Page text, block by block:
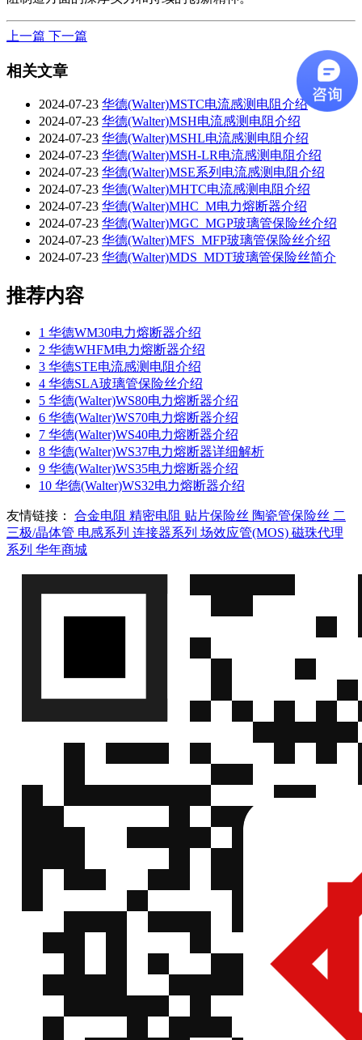
上一篇 下一篇
相关文章
2024-07-23 华德(Walter)MSTC电流感测电阻介绍
2024-07-23 华德(Walter)MSH电流感测电阻介绍
2024-07-23 华德(Walter)MSHL电流感测电阻介绍
2024-07-23 华德(Walter)MSH-LR电流感测电阻介绍
2024-07-23 华德(Walter)MSE系列电流感测电阻介绍
2024-07-23 华德(Walter)MHTC电流感测电阻介绍
2024-07-23 华德(Walter)MHC_M电力熔断器介绍
2024-07-23 华德(Walter)MGC_MGP玻璃管保险丝介绍
2024-07-23 华德(Walter)MFS_MFP玻璃管保险丝介绍
2024-07-23 华德(Walter)MDS_MDT玻璃管保险丝简介
推荐内容
1 华德WM30电力熔断器介绍
2 华德WHFM电力熔断器介绍
3 华德STE电流感测电阻介绍
4 华德SLA玻璃管保险丝介绍
5 华德(Walter)WS80电力熔断器介绍
6 华德(Walter)WS70电力熔断器介绍
7 华德(Walter)WS40电力熔断器介绍
8 华德(Walter)WS37电力熔断器详细解析
9 华德(Walter)WS35电力熔断器介绍
10 华德(Walter)WS32电力熔断器介绍
友情链接： 合金电阻 精密电阻 贴片保险丝 陶瓷管保险丝 二
三极/晶体管 电感系列 连接器系列 场效应管(MOS) 磁珠代理
系列 华年商城